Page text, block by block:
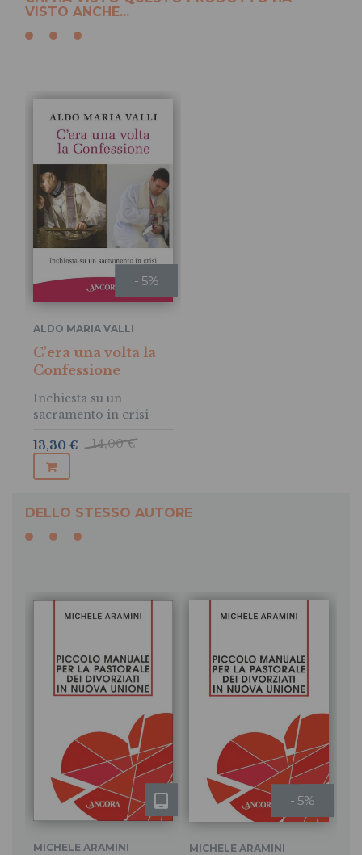
VISTO ANCHE...
- 5%
ALDO MARIA VALLI
C'era una volta la
Confessione
Inchiesta su un
sacramento in crisi
14,00 €
13,30 €
DELLO STESSO AUTORE
MICHELE ARAMINI
- 5%
MICHELE ARAMINI